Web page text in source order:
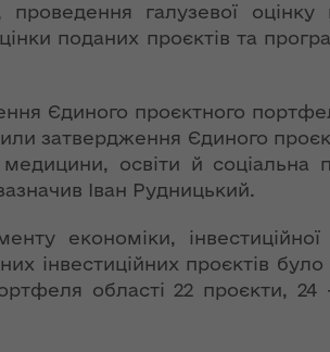
2018
Новий
устрій Волині: які
функції мають
новостворені
районні державні
адміністрації
9 червня в області
стартувала літня
проведення галузевої
поданих проєктів та
Єдиного проєктного
затвердження Єдиного
освіти й
Іван Рудницький.
економіки,
інвестиційних проєктів
області 22 проєкти,